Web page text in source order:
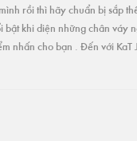
rồi thì hãy chuẩn bị sắp
khi diện những chân váy
nhấn cho bạn . Đến với